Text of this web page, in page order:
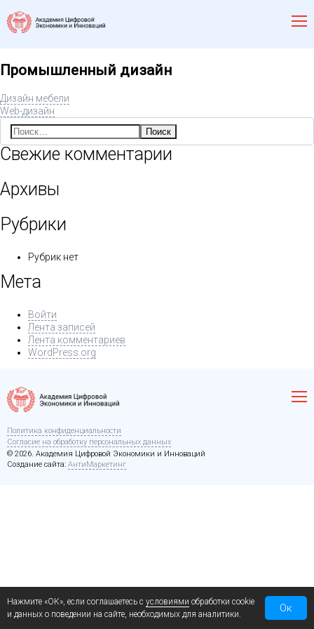
Промышленный дизайн
Дизайн мебели
Web-дизайн
Найти:
Свежие комментарии
Архивы
Рубрики
Рубрик нет
Мета
Войти
Лента записей
Лента комментариев
WordPress.org
Политика конфиденциальности
Согласие на обработку персональных данных
© 2026. Академия Цифровой Экономики и Инноваций
Создание сайта: АнтиМаркетинг
Нажмите «ОК», если соглашаетесь с условиями обработки cookie
и данных о поведении на сайте, необходимых для аналитики.
Ок